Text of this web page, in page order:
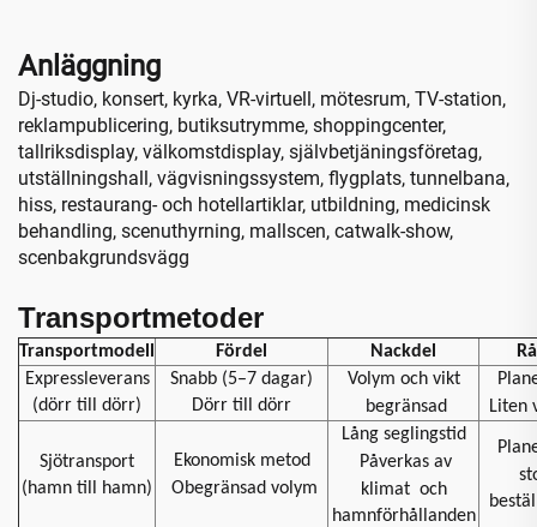
Anläggning
Dj-studio, konsert, kyrka, VR-virtuell, mötesrum, TV-station,
reklampublicering, butiksutrymme, shoppingcenter,
tallriksdisplay, välkomstdisplay, självbetjäningsföretag,
utställningshall, vägvisningssystem, flygplats, tunnelbana,
hiss, restaurang- och hotellartiklar, utbildning, medicinsk
behandling, scenuthyrning, mallscen, catwalk-show,
scenbakgrundsvägg
Transportmetoder
Transportmodell Fördel Nackdel
Expressleverans
(dörr till dörr)
Snabb (5–7 dagar)
Dörr till dörr
Volym och vikt
begränsad
Liten
Sjötransport
(hamn till hamn)
Ekonomisk metod
Obegränsad volym
Lång seglingstid
Påverkas av
klimat och
hamnförhållanden